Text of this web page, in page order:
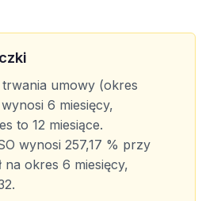
umowy (okres
6 miesięcy,
to 12 miesiące.
wynosi 257,17 % przy
na okres 6 miesięcy,